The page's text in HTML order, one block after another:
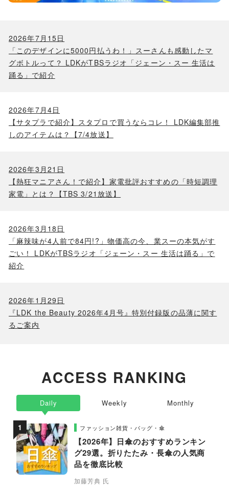
2026年7月15日
「このデザインに5000円払うわ！」スーさんも感動したマ
グボトルって？ LDKがTBSラジオ「ジェーン・スー 生活は
踊る」で紹介
2026年7月4日
【サタプラで紹介】スタプロで買うならコレ！ LDK編集部推
しのアイテムは？【7/4放送】
2026年3月21日
【熱狂マニアさん！で紹介】家電批評おすすめの「時短調理
家電」とは？【TBS 3/21放送】
2026年3月18日
「麻辣味が4人前で84円!?」物価高の今、業スーの本気がす
ごい！ LDKがTBSラジオ「ジェーン・スー 生活は踊る」で
紹介
2026年1月29日
『LDK the Beauty 2026年4月号』特別付録版の品薄に関す
るご案内
ACCESS RANKING
Daily
ファッション雑貨・バッグ・傘
【2026年】日傘のおすすめランキン
グ29選。折りたたみ・長傘の人気商
品を徹底比較
加藤芳典 氏
Weekly Monthly